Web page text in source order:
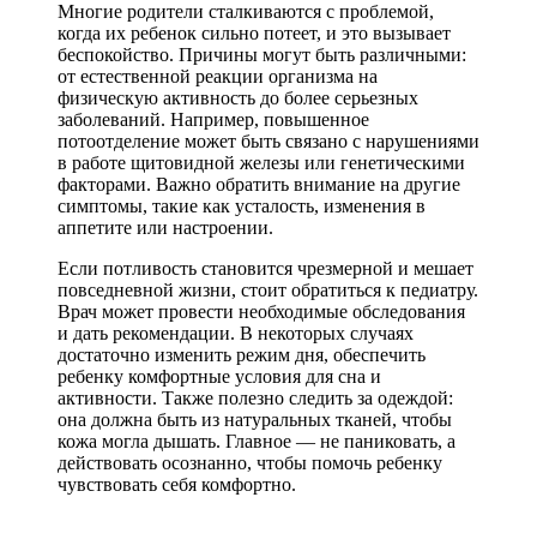
Многие родители сталкиваются с проблемой,
когда их ребенок сильно потеет, и это вызывает
беспокойство. Причины могут быть различными:
от естественной реакции организма на
физическую активность до более серьезных
заболеваний. Например, повышенное
потоотделение может быть связано с нарушениями
в работе щитовидной железы или генетическими
факторами. Важно обратить внимание на другие
симптомы, такие как усталость, изменения в
аппетите или настроении.
Если потливость становится чрезмерной и мешает
повседневной жизни, стоит обратиться к педиатру.
Врач может провести необходимые обследования
и дать рекомендации. В некоторых случаях
достаточно изменить режим дня, обеспечить
ребенку комфортные условия для сна и
активности. Также полезно следить за одеждой:
она должна быть из натуральных тканей, чтобы
кожа могла дышать. Главное — не паниковать, а
действовать осознанно, чтобы помочь ребенку
чувствовать себя комфортно.